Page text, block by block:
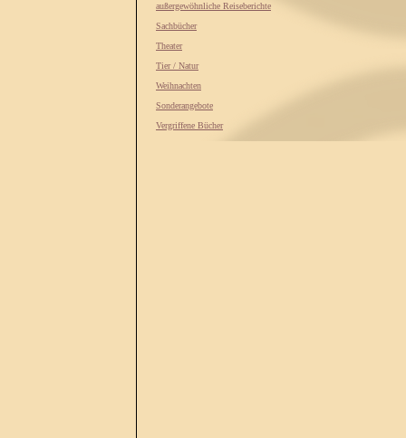
außergewöhnliche Reiseberichte
Sachbücher
Theater
Tier / Natur
Weihnachten
Sonderangebote
Vergriffene Bücher